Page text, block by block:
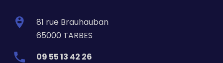
81 rue Brauhauban
65000 TARBES
09 55 13 42 26